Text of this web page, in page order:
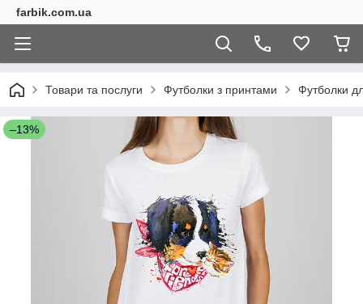
farbik.com.ua
Товари та послуги Футболки з принтами Футболки
–13%